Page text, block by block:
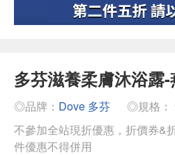
多芬滋養柔膚沐浴露
◎品牌： Dove 多芬
◎規格：
不參加全站現折優惠，折價券&
件優惠不得併用